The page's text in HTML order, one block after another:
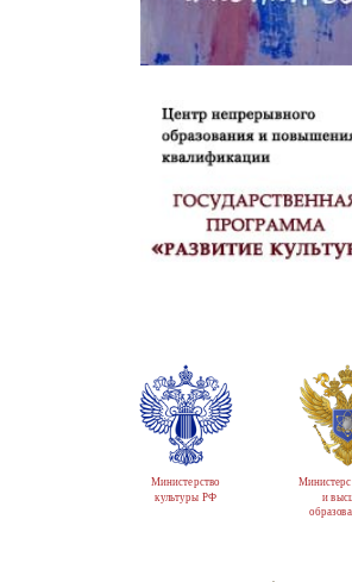
Министерство
культуры РФ и